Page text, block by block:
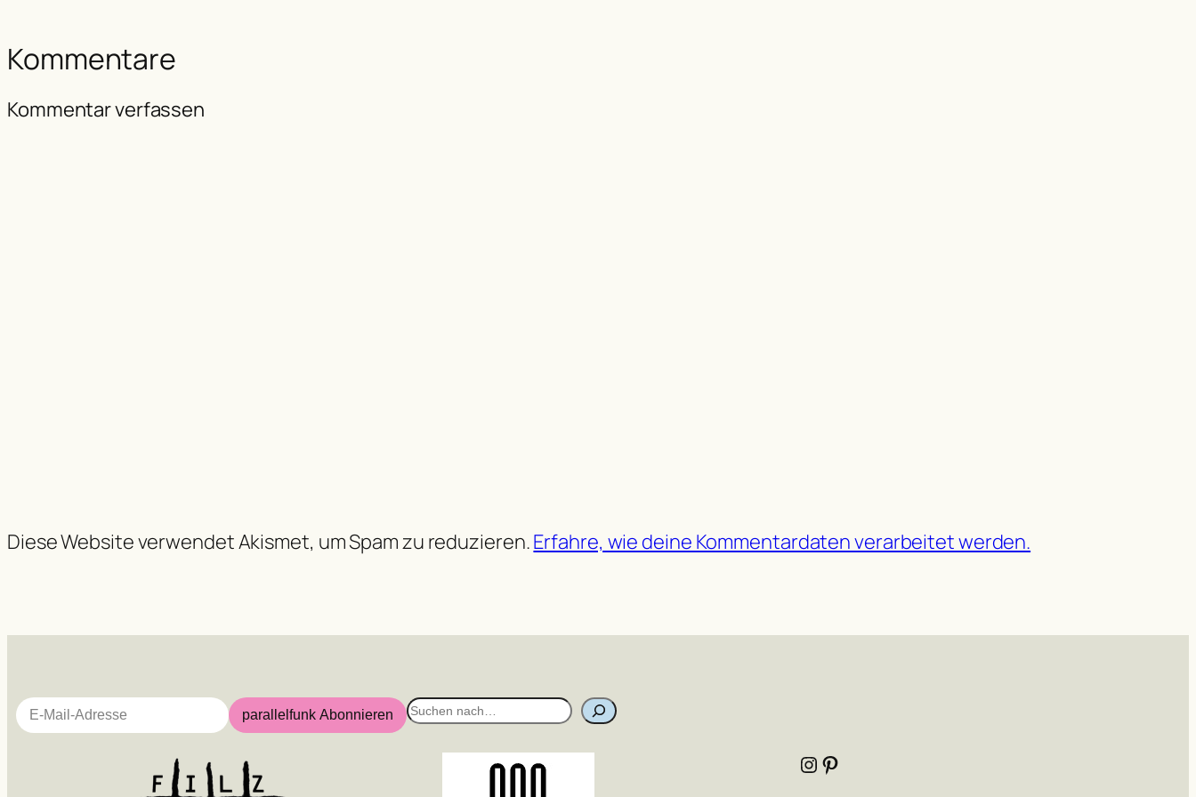
Kommentare
Kommentar verfassen
Diese Website verwendet Akismet, um Spam zu reduzieren.Erfahre, wie deine Kommentardaten verarbeitet werden.
E-Mail-Adresse
parallelfunk Abonnieren
S
Instagram Pinterest